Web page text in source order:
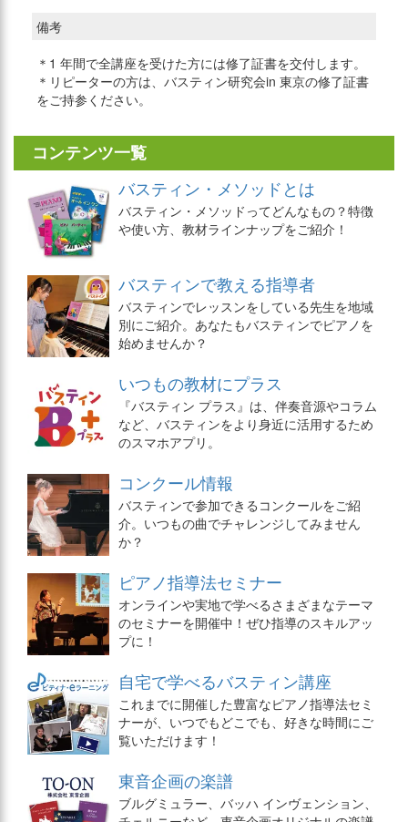
備考
＊1 年間で全講座を受けた方には修了証書を交付します。
＊リピーターの方は、バスティン研究会in 東京の修了証書
をご持参ください。
コンテンツ一覧
バスティン・メソッドとは
バスティン・メソッドってどんなもの？特徴
や使い方、教材ラインナップをご紹介！
バスティンで教える指導者
バスティンでレッスンをしている先生を地域
別にご紹介。あなたもバスティンでピアノを
始めませんか？
いつもの教材にプラス
『バスティン プラス』は、伴奏音源やコラム
など、バスティンをより身近に活用するため
のスマホアプリ。
コンクール情報
バスティンで参加できるコンクールをご紹
介。いつもの曲でチャレンジしてみません
か？
ピアノ指導法セミナー
オンラインや実地で学べるさまざまなテーマ
のセミナーを開催中！ぜひ指導のスキルアッ
プに！
自宅で学べるバスティン講座
これまでに開催した豊富なピアノ指導法セミ
ナーが、いつでもどこでも、好きな時間にご
覧いただけます！
東音企画の楽譜
ブルグミュラー、バッハ インヴェンション、